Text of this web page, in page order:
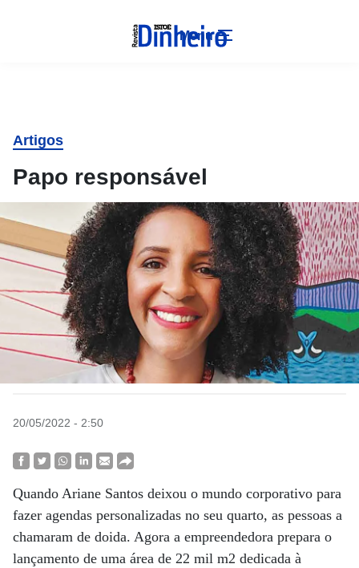
Menu
Artigos
Papo responsável
20/05/2022 - 2:50
Quando Ariane Santos deixou o mundo corporativo para
fazer agendas personalizadas no seu quarto, as pessoas a
chamaram de doida. Agora a empreendedora prepara o
lançamento de uma área de 22 mil m2 dedicada à